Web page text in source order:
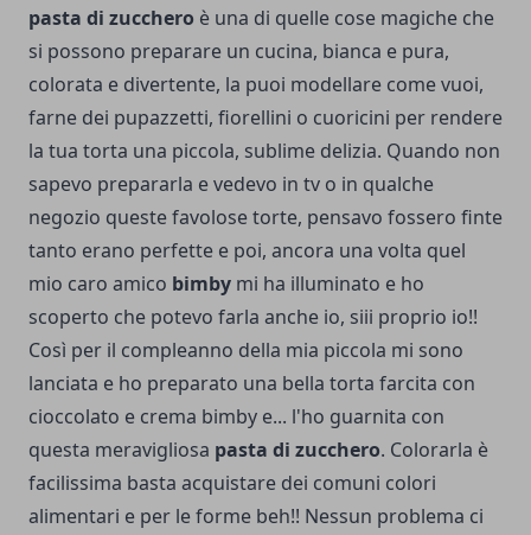
pasta di zucchero è una di quelle cose magiche che
si possono preparare un cucina, bianca e pura,
colorata e divertente, la puoi modellare come vuoi,
farne dei pupazzetti, fiorellini o cuoricini per rendere
la tua torta una piccola, sublime delizia. Quando non
sapevo prepararla e vedevo in tv o in qualche
negozio queste favolose torte, pensavo fossero finte
tanto erano perfette e poi, ancora una volta quel
mio caro amico bimby mi ha illuminato e ho
scoperto che potevo farla anche io, siii proprio io!!
Così per il compleanno della mia piccola mi sono
lanciata e ho preparato una bella torta farcita con
cioccolato e crema bimby e... l'ho guarnita con
questa meravigliosa pasta di zucchero. Colorarla è
facilissima basta acquistare dei comuni colori
alimentari e per le forme beh!! Nessun problema ci